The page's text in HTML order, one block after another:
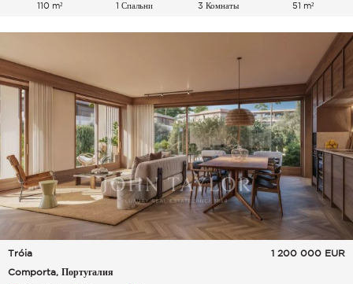
110 m² 1 Спальни 3 Комнаты 51 m²
Tróia
Comporta, Португалия
1 200 000 EUR